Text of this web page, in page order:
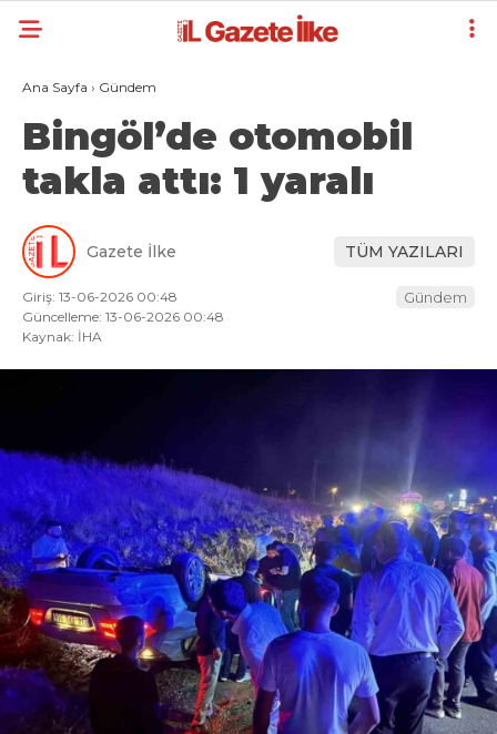
Ana Sayfa › Gündem
Bingöl’de otomobil
takla attı: 1 yaralı
Gazete İlke TÜM YAZILARI
Giriş: 13-06-2026 00:48
Güncelleme: 13-06-2026 00:48
Kaynak: İHA
Gündem